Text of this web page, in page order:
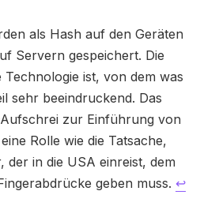
als Hash auf den Geräten
Servern gespeichert. Die
Technologie ist, von dem was
sehr beeindruckend. Das
zur Einführung von
Rolle wie die Tatsache,
der in die USA einreist, dem
geben muss. ↩